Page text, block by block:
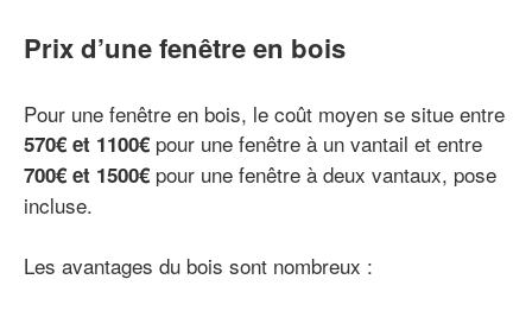
Prix d’une fenêtre en bois
Pour une fenêtre en bois, le coût moyen se situe entre
570€ et 1100€ pour une fenêtre à un vantail et entre
700€ et 1500€ pour une fenêtre à deux vantaux, pose
incluse.
Les avantages du bois sont nombreux :